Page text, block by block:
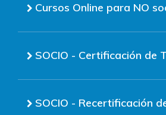
Cursos Online para NO
SOCIO - Certificación de
SOCIO - Recertificación